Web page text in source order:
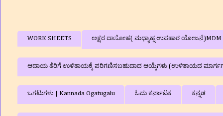
WORK SHEETS ಅಕ್ಷರ ದಾಸೋಹ( ಮಧ್ಯಾಹ್ನ ಉಪಹಾರ ಯೋಜನೆ)MDM
ಆದಾಯ ತೆರಿಗೆ ಉಳಿತಾಯಕ್ಕೆ ಪರಿಗಣಿಸಬಹುದಾದ ಆಯ್ಕೆಗಳು (ಉಳಿತಾಯದ
ಒಗಟುಗಳು | Kannada Ogatugalu ಓದು ಕರ್ನಾಟಕ ಕನ್ನಡ